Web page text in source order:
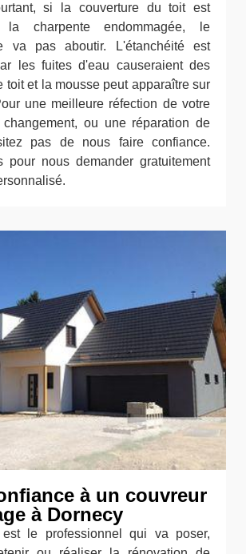
si la couverture du toit est
charpente endommagée, le
va pas aboutir. L'étanchéité est
les fuites d'eau causeraient des
toit et la mousse peut apparaître sur
une meilleure réfection de votre
ou une réparation de
pas de nous faire confiance.
pour nous demander gratuitement
à un couvreur
à Dornecy
est le professionnel qui va poser,